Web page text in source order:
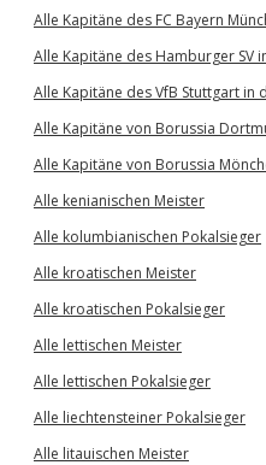
Alle Kapitäne des FC Bayern
Alle Kapitäne des Hamburger SV
Alle Kapitäne des VfB Stuttgart in
Alle Kapitäne von Borussia
Alle Kapitäne von Borussia
Alle kenianischen Meister
Alle kolumbianischen Pokalsieger
Alle kroatischen Meister
Alle kroatischen Pokalsieger
Alle lettischen Meister
Alle lettischen Pokalsieger
Alle liechtensteiner Pokalsieger
Alle litauischen Meister